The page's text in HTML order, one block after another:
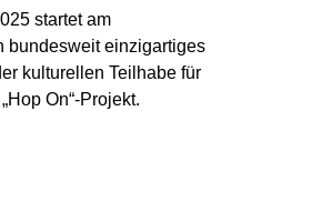
startet am
bundesweit einzigartiges
kulturellen Teilhabe für
On“-Projekt.